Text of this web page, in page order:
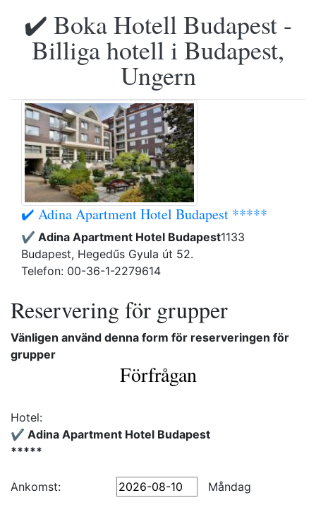
✔️ Boka Hotell Budapest -
Billiga hotell i Budapest,
Ungern
✔️ Adina Apartment Hotel Budapest *****
✔️ Adina Apartment Hotel Budapest1133
Budapest, Hegedűs Gyula út 52.
Telefon: 00-36-1-2279614
Reservering för grupper
Vänligen använd denna form för reserveringen för
grupper
Förfrågan
Hotel:
✔️ Adina Apartment Hotel Budapest
*****
Ankomst: Måndag